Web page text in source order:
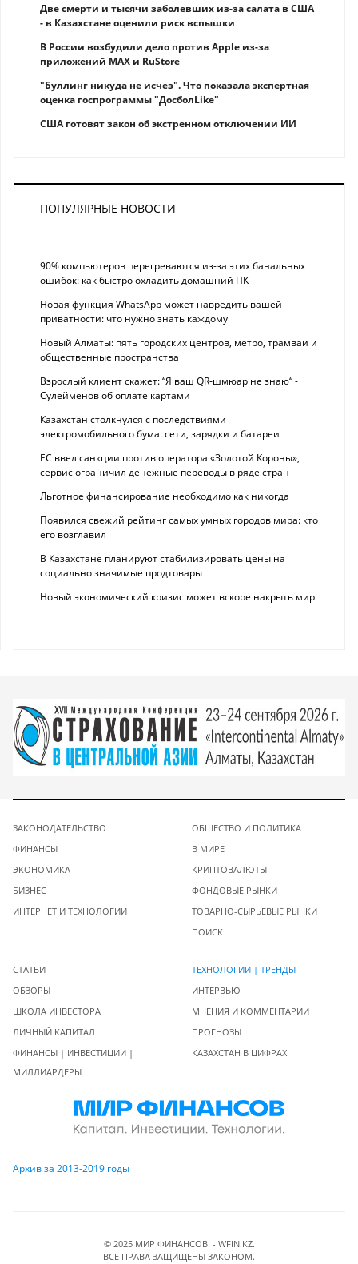
Две смерти и тысячи заболевших из-за салата в США
- в Казахстане оценили риск вспышки
В России возбудили дело против Apple из-за
приложений MAX и RuStore
"Буллинг никуда не исчез". Что показала экспертная
оценка госпрограммы "ДосболLike"
США готовят закон об экстренном отключении ИИ
ПОПУЛЯРНЫЕ НОВОСТИ
90% компьютеров перегреваются из-за этих банальных
ошибок: как быстро охладить домашний ПК
Новая функция WhatsApp может навредить вашей
приватности: что нужно знать каждому
Новый Алматы: пять городских центров, метро, трамваи и
общественные пространства
Взрослый клиент скажет: “Я ваш QR-шмюар не знаю“ -
Сулейменов об оплате картами
Казахстан столкнулся с последствиями
электромобильного бума: сети, зарядки и батареи
ЕС ввел санкции против оператора «Золотой Короны»,
сервис ограничил денежные переводы в ряде стран
Льготное финансирование необходимо как никогда
Появился свежий рейтинг самых умных городов мира: кто
его возглавил
В Казахстане планируют стабилизировать цены на
социально значимые продтовары
Новый экономический кризис может вскоре накрыть мир
ЗАКОНОДАТЕЛЬСТВО
ФИНАНСЫ
ЭКОНОМИКА
БИЗНЕС
ИНТЕРНЕТ И ТЕХНОЛОГИИ
ОБЩЕСТВО И ПОЛИТИКА
В МИРЕ
КРИПТОВАЛЮТЫ
ФОНДОВЫЕ РЫНКИ
ТОВАРНО-СЫРЬЕВЫЕ РЫНКИ
ПОИСК
СТАТЬИ
ОБЗОРЫ
ШКОЛА ИНВЕСТОРА
ЛИЧНЫЙ КАПИТАЛ
ФИНАНСЫ | ИНВЕСТИЦИИ |
МИЛЛИАРДЕРЫ
ТЕХНОЛОГИИ | ТРЕНДЫ
ИНТЕРВЬЮ
МНЕНИЯ И КОММЕНТАРИИ
ПРОГНОЗЫ
КАЗАХСТАН В ЦИФРАХ
Архив за 2013-2019 годы
© 2025 МИР ФИНАНСОВ - WFIN.KZ.
ВСЕ ПРАВА ЗАЩИЩЕНЫ ЗАКОНОМ.